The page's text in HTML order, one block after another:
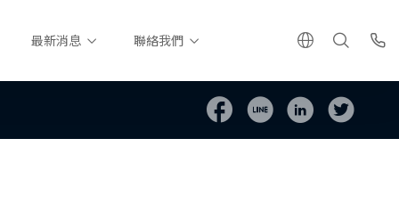
最新消息 聯絡我們